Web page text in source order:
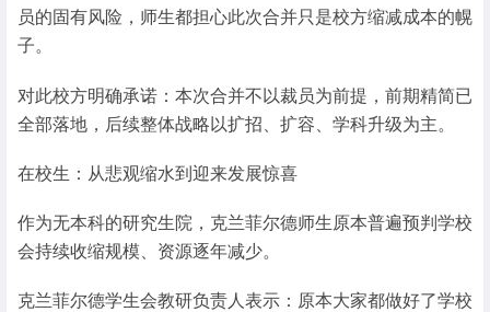
员的固有风险，师生都担心此次合并只是校方缩减成本的幌
子。
对此校方明确承诺：本次合并不以裁员为前提，前期精简已
全部落地，后续整体战略以扩招、扩容、学科升级为主。
在校生：从悲观缩水到迎来发展惊喜
作为无本科的研究生院，克兰菲尔德师生原本普遍预判学校
会持续收缩规模、资源逐年减少。
克兰菲尔德学生会教研负责人表示：原本大家都做好了学校